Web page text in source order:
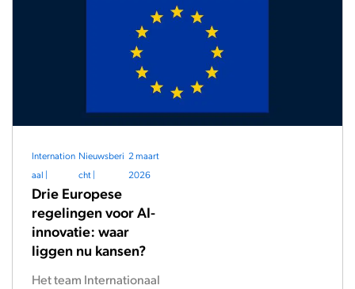
Internation
aal |
Nieuwsberi
cht|
2 maart
2026
Drie Europese
regelingen voor AI-
innovatie: waar
liggen nu kansen?
Het team Internationaal